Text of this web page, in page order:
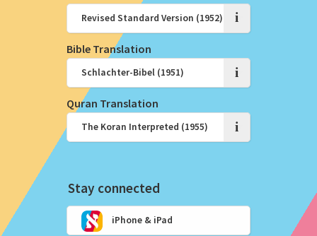
i
Bible Translation
i
Quran Translation
i
Stay connected
iPhone & iPad